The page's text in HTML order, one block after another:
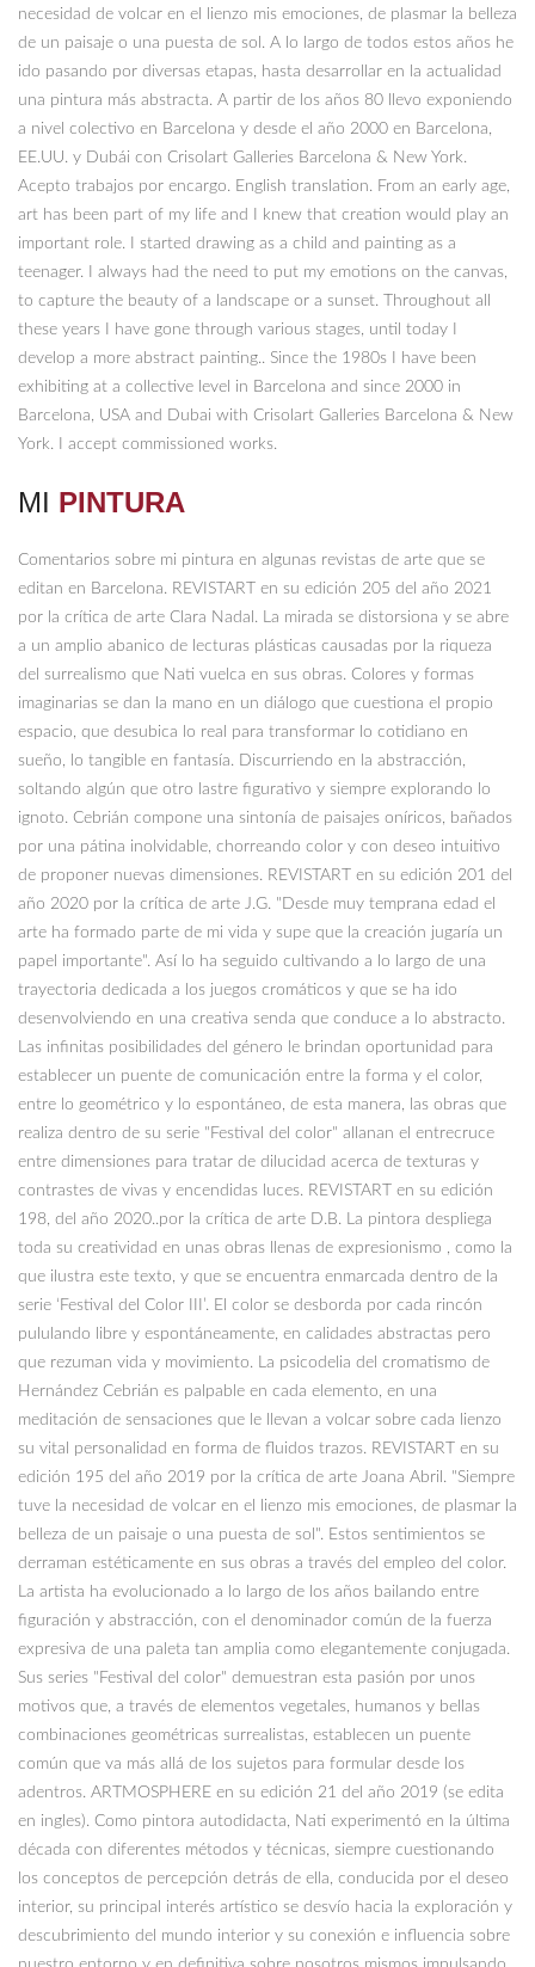
necesidad de volcar en el lienzo mis emociones, de plasmar la belleza
de un paisaje o una puesta de sol. A lo largo de todos estos años he
ido pasando por diversas etapas, hasta desarrollar en la actualidad
una pintura más abstracta. A partir de los años 80 llevo exponiendo
a nivel colectivo en Barcelona y desde el año 2000 en Barcelona,
EE.UU. y Dubái con Crisolart Galleries Barcelona & New York.
Acepto trabajos por encargo. English translation. From an early age,
art has been part of my life and I knew that creation would play an
important role. I started drawing as a child and painting as a
teenager. I always had the need to put my emotions on the canvas,
to capture the beauty of a landscape or a sunset. Throughout all
these years I have gone through various stages, until today I
develop a more abstract painting.. Since the 1980s I have been
exhibiting at a collective level in Barcelona and since 2000 in
Barcelona, ​​USA and Dubai with Crisolart Galleries Barcelona & New
York. I accept commissioned works.
MI PINTURA
Comentarios sobre mi pintura en algunas revistas de arte que se
editan en Barcelona. REVISTART en su edición 205 del año 2021
por la crítica de arte Clara Nadal. La mirada se distorsiona y se abre
a un amplio abanico de lecturas plásticas causadas por la riqueza
del surrealismo que Nati vuelca en sus obras. Colores y formas
imaginarias se dan la mano en un diálogo que cuestiona el propio
espacio, que desubica lo real para transformar lo cotidiano en
sueño, lo tangible en fantasía. Discurriendo en la abstracción,
soltando algún que otro lastre figurativo y siempre explorando lo
ignoto. Cebrián compone una sintonía de paisajes oníricos, bañados
por una pátina inolvidable, chorreando color y con deseo intuitivo
de proponer nuevas dimensiones. REVISTART en su edición 201 del
año 2020 por la crítica de arte J.G. "Desde muy temprana edad el
arte ha formado parte de mi vida y supe que la creación jugaría un
papel importante". Así lo ha seguido cultivando a lo largo de una
trayectoria dedicada a los juegos cromáticos y que se ha ido
desenvolviendo en una creativa senda que conduce a lo abstracto.
Las infinitas posibilidades del género le brindan oportunidad para
establecer un puente de comunicación entre la forma y el color,
entre lo geométrico y lo espontáneo, de esta manera, las obras que
realiza dentro de su serie "Festival del color" allanan el entrecruce
entre dimensiones para tratar de dilucidad acerca de texturas y
contrastes de vivas y encendidas luces. REVISTART en su edición
198, del año 2020..por la crítica de arte D.B. La pintora despliega
toda su creatividad en unas obras llenas de expresionismo , como la
que ilustra este texto, y que se encuentra enmarcada dentro de la
serie ‘Festival del Color III’. El color se desborda por cada rincón
pululando libre y espontáneamente, en calidades abstractas pero
que rezuman vida y movimiento. La psicodelia del cromatismo de
Hernández Cebrián es palpable en cada elemento, en una
meditación de sensaciones que le llevan a volcar sobre cada lienzo
su vital personalidad en forma de fluidos trazos. REVISTART en su
edición 195 del año 2019 por la crítica de arte Joana Abril. "Siempre
tuve la necesidad de volcar en el lienzo mis emociones, de plasmar la
belleza de un paisaje o una puesta de sol". Estos sentimientos se
derraman estéticamente en sus obras a través del empleo del color.
La artista ha evolucionado a lo largo de los años bailando entre
figuración y abstracción, con el denominador común de la fuerza
expresiva de una paleta tan amplia como elegantemente conjugada.
Sus series "Festival del color" demuestran esta pasión por unos
motivos que, a través de elementos vegetales, humanos y bellas
combinaciones geométricas surrealistas, establecen un puente
común que va más allá de los sujetos para formular desde los
adentros. ARTMOSPHERE en su edición 21 del año 2019 (se edita
en ingles). Como pintora autodidacta, Nati experimentó en la última
década con diferentes métodos y técnicas, siempre cuestionando
los conceptos de percepción detrás de ella, conducida por el deseo
interior, su principal interés artístico se desvío hacia la exploración y
descubrimiento del mundo interior y su conexión e influencia sobre